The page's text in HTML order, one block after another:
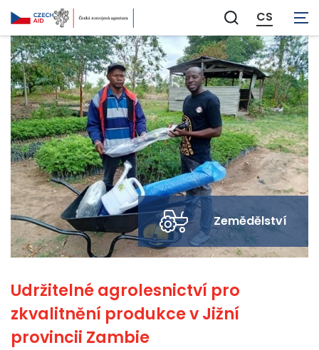
Zobrazit
vyhledávání
CS
Zemědělství
Udržitelné agrolesnictví pro
zkvalitnění produkce v Jižní
provincii Zambie